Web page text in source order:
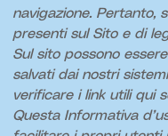
navigazione. Pertanto,
presenti sul Sito e di
Sul sito possono
salvati dai nostri
verificare i link utili qui
Questa Informativa